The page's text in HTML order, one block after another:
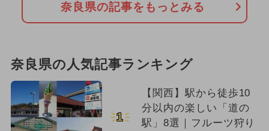
奈良県の記事をもっとみる
奈良県の人気記事ランキング
1
【関西】駅から徒歩10
分以内の楽しい「道の
駅」8選｜フルーツ狩り